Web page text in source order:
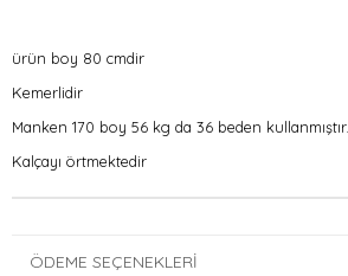
ürün boy 80 cmdir
Kemerlidir
Manken 170 boy 56 kg da 36 beden kullanmıştır.
Kalçayı örtmektedir
ÖDEME SEÇENEKLERI